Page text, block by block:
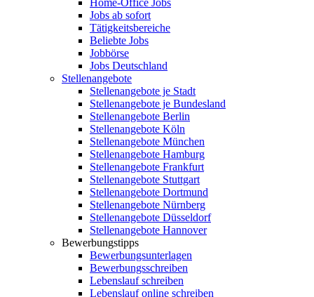
Home-Office Jobs
Jobs ab sofort
Tätigkeitsbereiche
Beliebte Jobs
Jobbörse
Jobs Deutschland
Stellenangebote
Stellenangebote je Stadt
Stellenangebote je Bundesland
Stellenangebote Berlin
Stellenangebote Köln
Stellenangebote München
Stellenangebote Hamburg
Stellenangebote Frankfurt
Stellenangebote Stuttgart
Stellenangebote Dortmund
Stellenangebote Nürnberg
Stellenangebote Düsseldorf
Stellenangebote Hannover
Bewerbungstipps
Bewerbungsunterlagen
Bewerbungsschreiben
Lebenslauf schreiben
Lebenslauf online schreiben